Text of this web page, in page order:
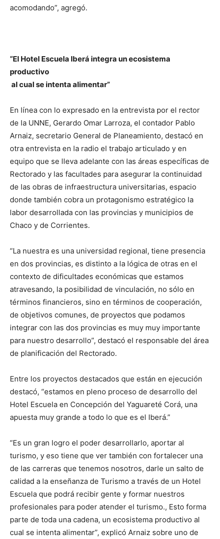
acomodando”, agregó.
“El Hotel Escuela Iberá integra un ecosistema
productivo
al cual se intenta alimentar”
En línea con lo expresado en la entrevista por el rector
de la UNNE, Gerardo Omar Larroza, el contador Pablo
Arnaiz, secretario General de Planeamiento, destacó en
otra entrevista en la radio el trabajo articulado y en
equipo que se lleva adelante con las áreas específicas de
Rectorado y las facultades para asegurar la continuidad
de las obras de infraestructura universitarias, espacio
donde también cobra un protagonismo estratégico la
labor desarrollada con las provincias y municipios de
Chaco y de Corrientes.
“La nuestra es una universidad regional, tiene presencia
en dos provincias, es distinto a la lógica de otras en el
contexto de dificultades económicas que estamos
atravesando, la posibilidad de vinculación, no sólo en
términos financieros, sino en términos de cooperación,
de objetivos comunes, de proyectos que podamos
integrar con las dos provincias es muy muy importante
para nuestro desarrollo”, destacó el responsable del área
de planificación del Rectorado.
Entre los proyectos destacados que están en ejecución
destacó, “estamos en pleno proceso de desarrollo del
Hotel Escuela en Concepción del Yaguareté Corá, una
apuesta muy grande a todo lo que es el Iberá.”
“Es un gran logro el poder desarrollarlo, aportar al
turismo, y eso tiene que ver también con fortalecer una
de las carreras que tenemos nosotros, darle un salto de
calidad a la enseñanza de Turismo a través de un Hotel
Escuela que podrá recibir gente y formar nuestros
profesionales para poder atender el turismo., Esto forma
parte de toda una cadena, un ecosistema productivo al
cual se intenta alimentar”, explicó Arnaiz sobre uno de